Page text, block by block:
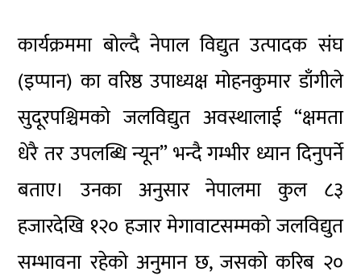
कार्यक्रममा बोल्दै नेपाल विद्युत उत्पादक संघ
(इप्पान) का वरिष्ठ उपाध्यक्ष मोहनकुमार डाँगीले
सुदूरपश्चिमको जलविद्युत अवस्थालाई “क्षमता
धेरै तर उपलब्धि न्यून” भन्दै गम्भीर ध्यान दिनुपर्ने
बताए। उनका अनुसार नेपालमा कुल ८३
हजारदेखि १२० हजार मेगावाटसम्मको जलविद्युत
सम्भावना रहेको अनुमान छ, जसको करिब २०